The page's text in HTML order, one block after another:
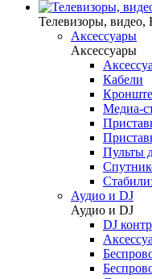
Телевизоры, видео,
Аксессуары
Аксессуары
Кабели
Медиа-
Пульты
Аудио и DJ
Аудио и DJ
DJ